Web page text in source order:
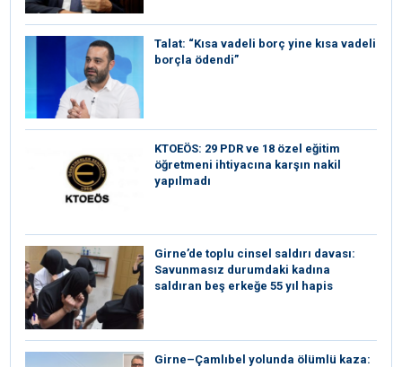
Talat: “Kısa vadeli borç yine kısa vadeli
borçla ödendi”
KTOEÖS: 29 PDR ve 18 özel eğitim
öğretmeni ihtiyacına karşın nakil
yapılmadı
Girne’de toplu cinsel saldırı davası:
Savunmasız durumdaki kadına
saldıran beş erkeğe 55 yıl hapis
Girne–Çamlıbel yolunda ölümlü kaza: